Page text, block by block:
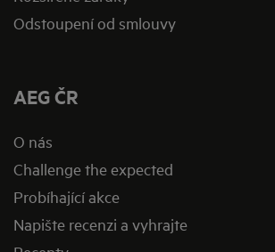
Odstoupení od smlouvy
AEG ČR
O nás
Challenge the expected
Probíhající akce
Napište recenzi a vyhrajte